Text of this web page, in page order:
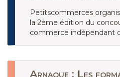
Petitscommerces
la 2ème édition du
commerce indépendant
Arnaque : Les